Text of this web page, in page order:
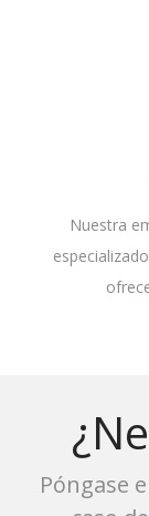
Nuestra
Póngase